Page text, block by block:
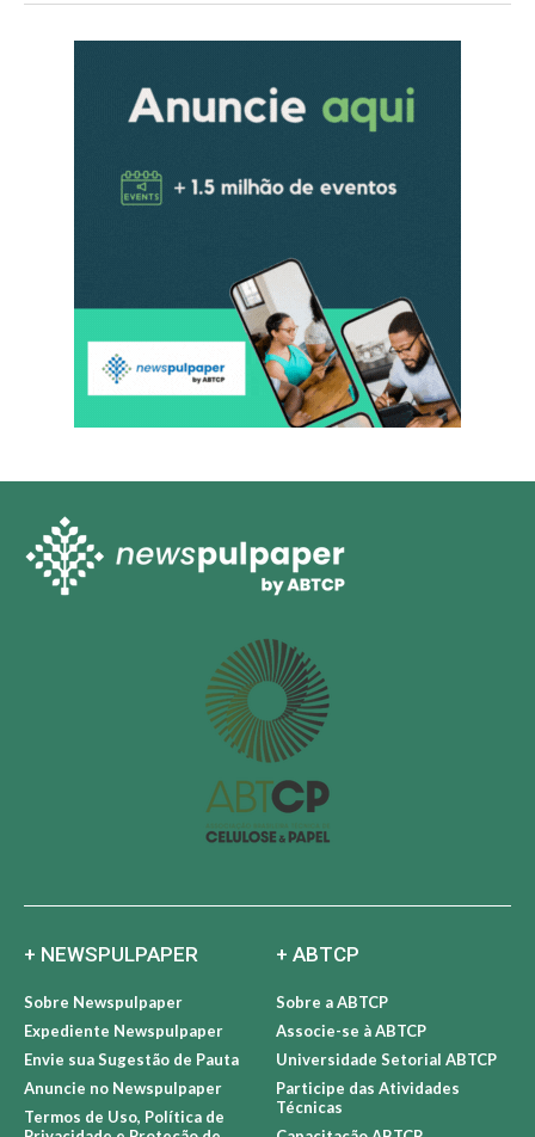
+ NEWSPULPAPER
Sobre Newspulpaper
Expediente Newspulpaper
Envie sua Sugestão de Pauta
Anuncie no Newspulpaper
Termos de Uso, Política de
+ ABTCP
Sobre a ABTCP
Associe-se à ABTCP
Universidade Setorial ABTCP
Participe das Atividades
Técnicas